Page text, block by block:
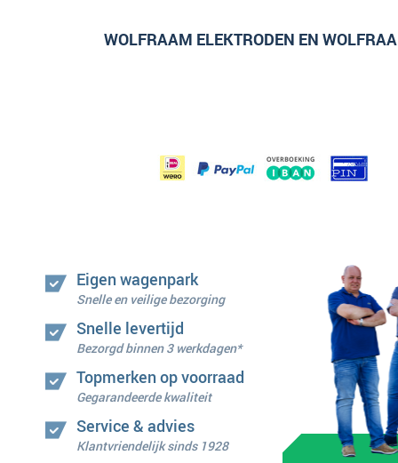
WOLFRAAM ELEKTRODEN EN
Eigen wagenpark
Snelle en veilige bezorging
Snelle levertijd
Bezorgd binnen 3 werkdagen*
Topmerken op voorraad
Gegarandeerde kwaliteit
Service & advies
Klantvriendelijk sinds 1928